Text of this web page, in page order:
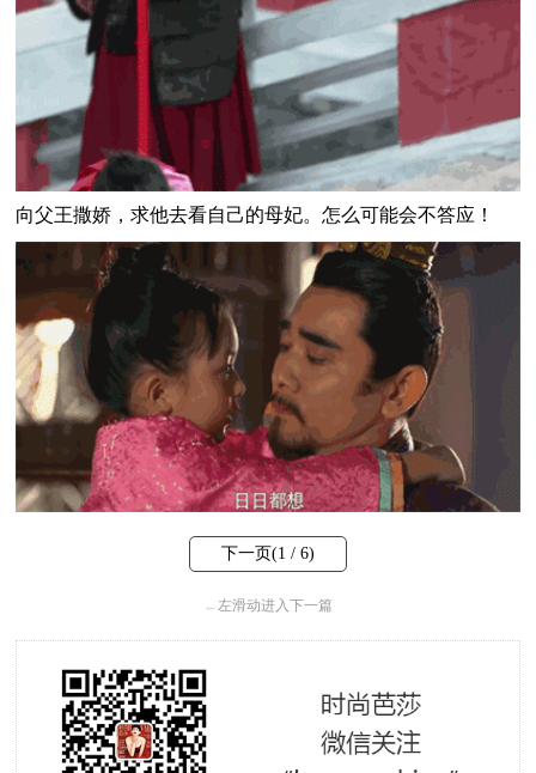
向父王撒娇，求他去看自己的母妃。怎么可能会不答应！
下一页(1 / 6)
← 左滑动进入下一篇